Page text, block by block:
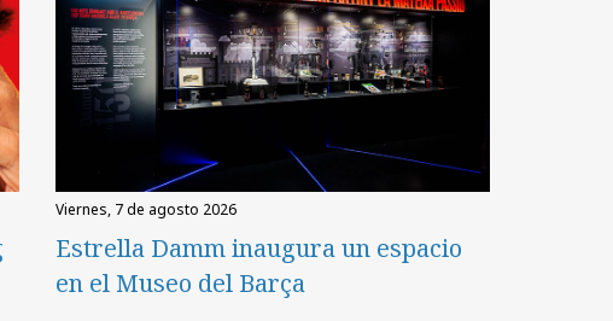
viernes, 7 de agosto 2026
Estrella Damm inaugura un espacio
en el Museo del Barça